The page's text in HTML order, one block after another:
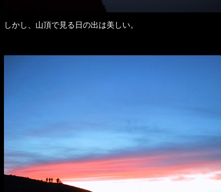
しかし、山頂で見る日の出は美しい。